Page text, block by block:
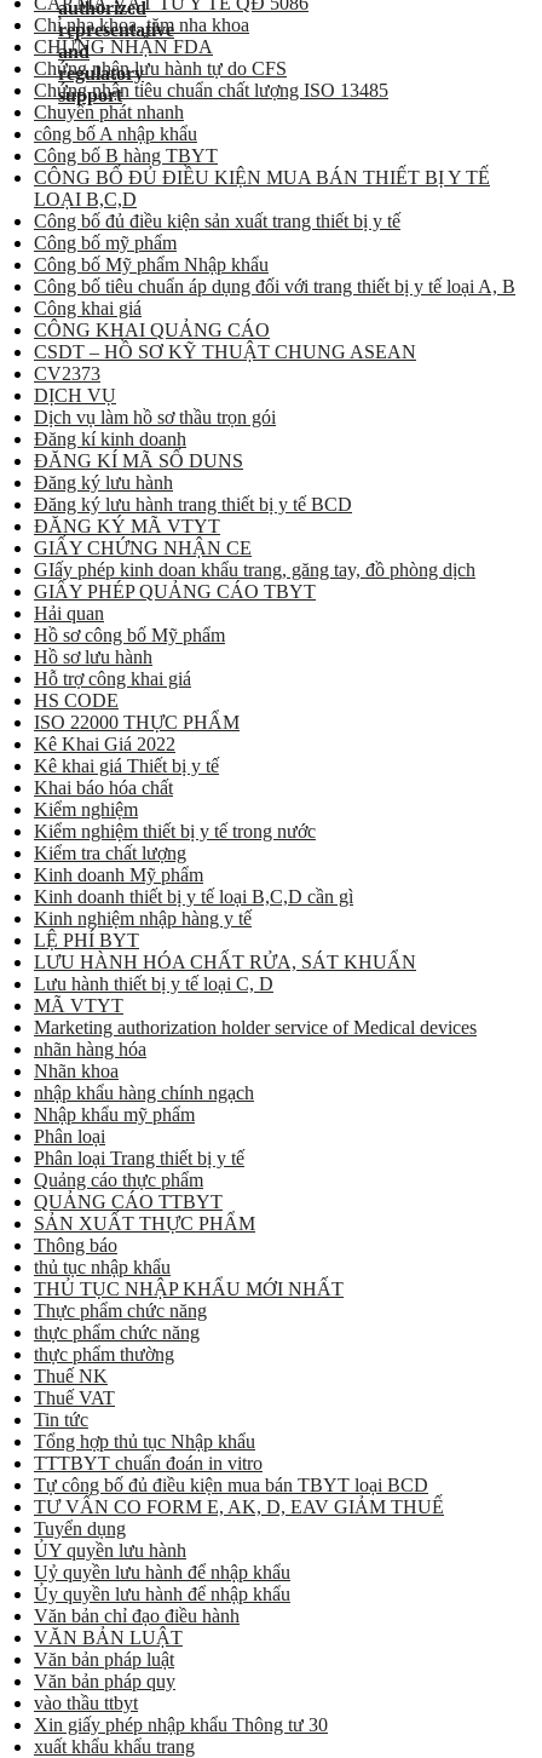
Chỉ nha khoa, tăm nha khoa
CHỨNG NHẬN FDA
Chứng nhận lưu hành tự do CFS
Chứng nhận tiêu chuẩn chất lượng ISO 13485
Chuyển phát nhanh
công bố A nhập khẩu
Công bố B hàng TBYT
CÔNG BỐ ĐỦ ĐIỀU KIỆN MUA BÁN THIẾT BỊ Y TẾ
LOẠI B,C,D
Công bố đủ điều kiện sản xuất trang thiết bị y tế
Công bố mỹ phẩm
Công bố Mỹ phẩm Nhập khẩu
Công bố tiêu chuẩn áp dụng đối với trang thiết bị y tế loại A, B
Công khai giá
CÔNG KHAI QUẢNG CÁO
CSDT – HỒ SƠ KỸ THUẬT CHUNG ASEAN
CV2373
DỊCH VỤ
Dịch vụ làm hồ sơ thầu trọn gói
Đăng kí kinh doanh
ĐĂNG KÍ MÃ SỐ DUNS
Đăng ký lưu hành
Đăng ký lưu hành trang thiết bị y tế BCD
ĐĂNG KÝ MÃ VTYT
GIẤY CHỨNG NHẬN CE
GIấy phép kinh doan khẩu trang, găng tay, đồ phòng dịch
GIẤY PHÉP QUẢNG CÁO TBYT
Hải quan
Hồ sơ công bố Mỹ phẩm
Hồ sơ lưu hành
Hỗ trợ công khai giá
HS CODE
ISO 22000 THỰC PHẨM
Kê Khai Giá 2022
Kê khai giá Thiết bị y tế
Khai báo hóa chất
Kiểm nghiệm
Kiểm nghiệm thiết bị y tế trong nước
Kiểm tra chất lượng
Kinh doanh Mỹ phẩm
Kinh doanh thiết bị y tế loại B,C,D cần gì
Kinh nghiệm nhập hàng y tế
LỆ PHÍ BYT
LƯU HÀNH HÓA CHẤT RỬA, SÁT KHUẨN
Lưu hành thiết bị y tế loại C, D
MÃ VTYT
Marketing authorization holder service of Medical devices
nhãn hàng hóa
Nhãn khoa
nhập khẩu hàng chính ngạch
Nhập khẩu mỹ phẩm
Phân loại
Phân loại Trang thiết bị y tế
Quảng cáo thực phẩm
QUẢNG CÁO TTBYT
SẢN XUẤT THỰC PHẨM
Thông báo
thủ tục nhập khẩu
THỦ TỤC NHẬP KHẨU MỚI NHẤT
Thực phẩm chức năng
thực phẩm chức năng
thực phẩm thường
Thuế NK
Thuế VAT
Tin tức
Tổng hợp thủ tục Nhập khẩu
TTTBYT chuẩn đoán in vitro
Tự công bố đủ điều kiện mua bán TBYT loại BCD
TƯ VẤN CO FORM E, AK, D, EAV GIẢM THUẾ
Tuyển dụng
ỦY quyền lưu hành
Uỷ quyền lưu hành để nhập khẩu
Ủy quyền lưu hành để nhập khẩu
Văn bản chỉ đạo điều hành
VĂN BẢN LUẬT
Văn bản pháp luật
Văn bản pháp quy
vào thầu ttbyt
Xin giấy phép nhập khẩu Thông tư 30
xuất khẩu khẩu trang